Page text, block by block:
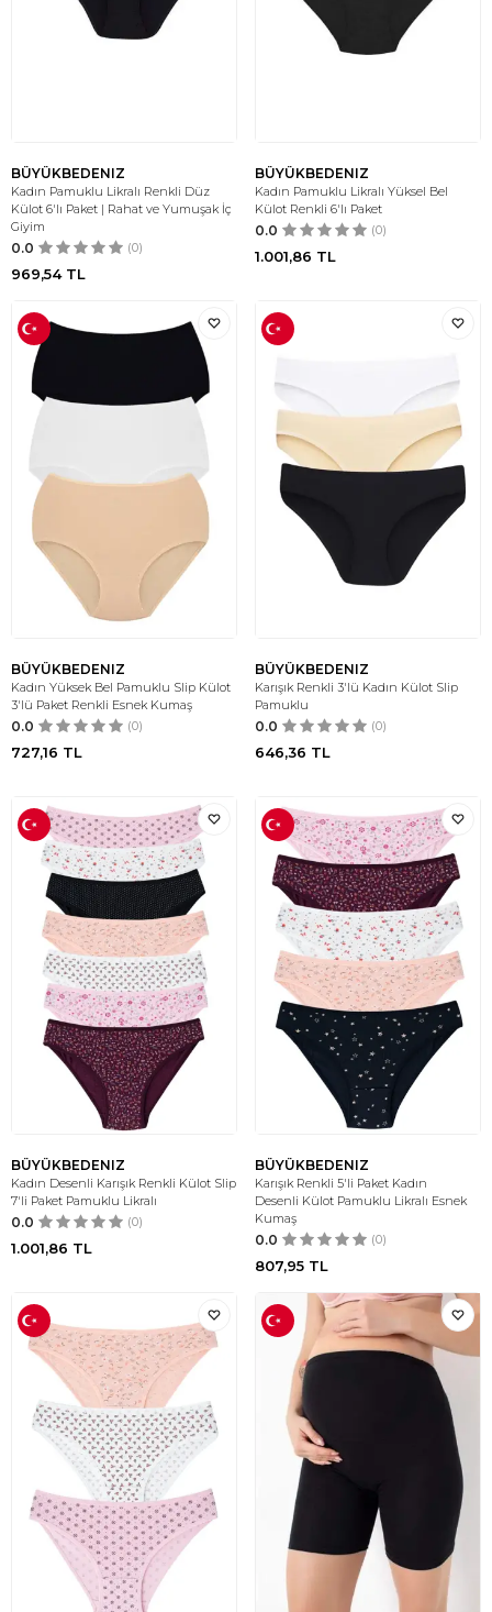
BÜYÜKBEDENIZ
Kadın Pamuklu Likralı Renkli Düz
Külot 6'lı Paket | Rahat ve Yumuşak İç
Giyim
0.0 (0)
969,54TL
BÜYÜKBEDENIZ
Kadın Pamuklu Likralı Yüksel Bel
Külot Renkli 6'lı Paket
0.0 (0)
1.001,86 TL
BÜYÜKBEDENIZ
Kadın Yüksek Bel Pamuklu Slip Külot
3'lü Paket Renkli Esnek Kumaş
0.0 (0)
727,16 TL
BÜYÜKBEDENIZ
Karışık Renkli 3'lü Kadın Külot Slip
Pamuklu
0.0 (0)
646,36 TL
BÜYÜKBEDENIZ
Kadın Desenli Karışık Renkli Külot Slip
7'li Paket Pamuklu Likralı
0.0 (0)
1.001,86 TL
BÜYÜKBEDENIZ
Karışık Renkli 5'li Paket Kadın
Desenli Külot Pamuklu Likralı Esnek
Kumaş
0.0 (0)
807,95 TL